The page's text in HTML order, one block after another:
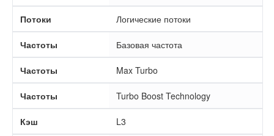
Потоки Логические потоки
Частоты Базовая частота
Частоты Max Turbo
Частоты Turbo Boost Technology
Кэш L3